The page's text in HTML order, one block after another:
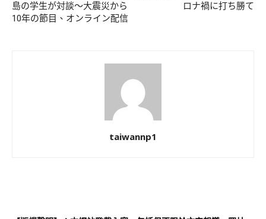
島の学生が対談～大震災から
10年の節目、オンライン配信
ロナ禍に打ち勝て
taiwannp1